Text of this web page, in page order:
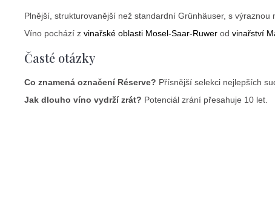
Plnější, strukturovanější než standardní Grünhäuser, s
Víno pochází z vinařské oblasti Mosel-Saar-Ruwer od vinařství
Časté otázky
Co znamená označení Réserve? Přísnější selekci nejlepších
Jak dlouho víno vydrží zrát? Potenciál zrání přesahuje 10 let.